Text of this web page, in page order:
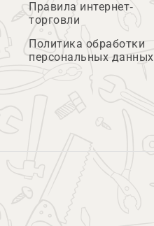
Правила интернет-
торговли
Политика обработки
персональных данных